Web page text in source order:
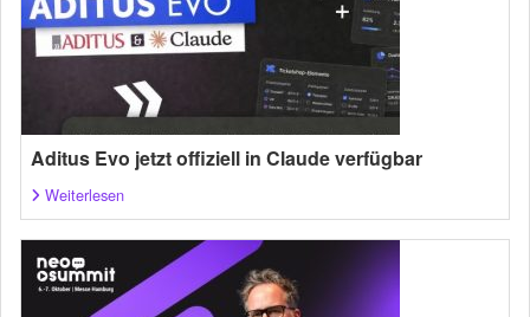
Aditus Evo jetzt offiziell in Claude verfügbar
Weiterlesen